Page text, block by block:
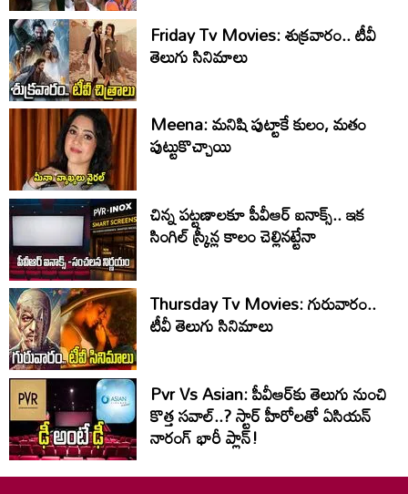
Friday Tv Movies: శుక్ర‌వారం.. టీవీ
తెలుగు సినిమాలు
Meena: మనిషి పుట్టాకే కులం, మతం
పుట్టుకొచ్చాయి
చిన్న పట్టణాలకూ పీవీఆర్ ఐనాక్స్.. ఇక
సింగిల్ స్క్రీన్ల కాలం చెల్లినట్టేనా
Thursday Tv Movies: గురువారం..
టీవీ తెలుగు సినిమాలు
Pvr Vs Asian: పీవీఆర్‌కు తెలుగు నుంచి
కొత్త సవాల్..? స్టార్ హీరోలతో ఏసియన్
నారంగ్ భారీ ప్లాన్!